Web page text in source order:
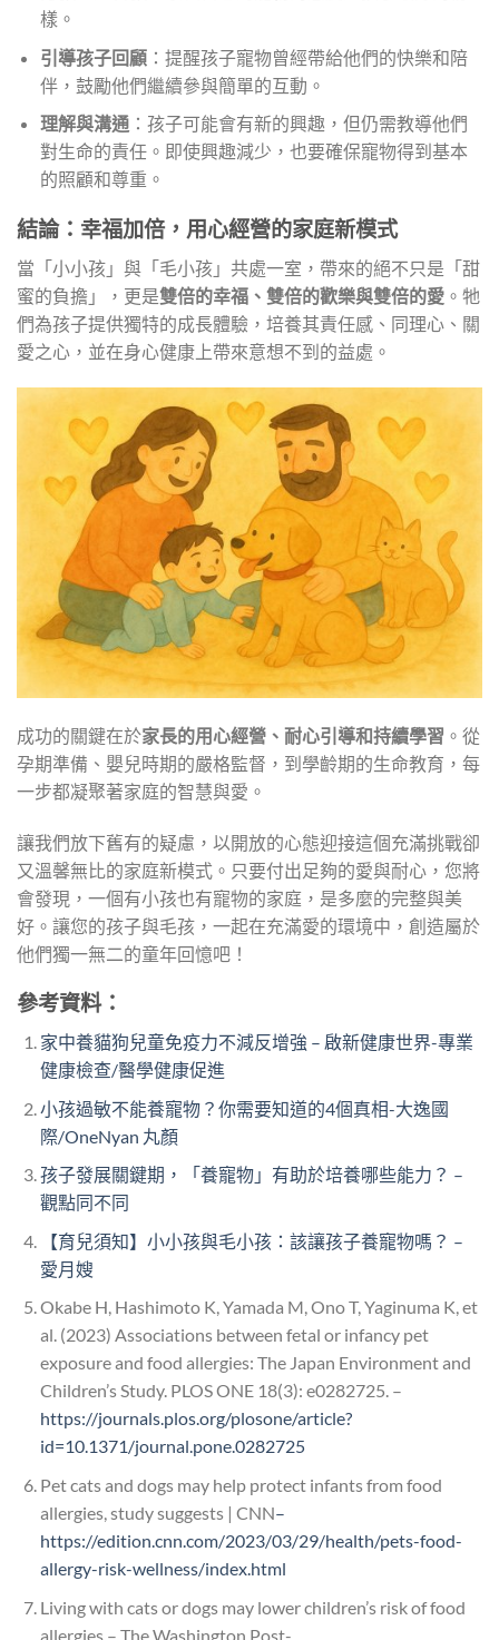
樣。
引導孩子回顧：提醒孩子寵物曾經帶給他們的快樂和陪
伴，鼓勵他們繼續參與簡單的互動。
理解與溝通：孩子可能會有新的興趣，但仍需教導他們
對生命的責任。即使興趣減少，也要確保寵物得到基本
的照顧和尊重。
結論：幸福加倍，用心經營的家庭新模式
當「小小孩」與「毛小孩」共處一室，帶來的絕不只是「甜
蜜的負擔」，更是雙倍的幸福、雙倍的歡樂與雙倍的愛 。牠
們為孩子提供獨特的成長體驗，培養其責任感、同理心、關
愛之心，並在身心健康上帶來意想不到的益處。
成功的關鍵在於家長的用心經營、耐心引導和持續學習 。從
孕期準備、嬰兒時期的嚴格監督，到學齡期的生命教育，每
一步都凝聚著家庭的智慧與愛。
讓我們放下舊有的疑慮，以開放的心態迎接這個充滿挑戰卻
又溫馨無比的家庭新模式。只要付出足夠的愛與耐心，您將
會發現，一個有小孩也有寵物的家庭，是多麼的完整與美
好。讓您的孩子與毛孩，一起在充滿愛的環境中，創造屬於
他們獨一無二的童年回憶吧！
參考資料：
家中養貓狗兒童免疫力不減反增強 – 啟新健康世界-專業
健康檢查/醫學健康促進
小孩過敏不能養寵物？你需要知道的4個真相-大逸國
際/OneNyan 丸顏
孩子發展關鍵期，「養寵物」有助於培養哪些能力？ –
觀點同不同
【育兒須知】小小孩與毛小孩：該讓孩子養寵物嗎？ –
愛月嫂
Okabe H, Hashimoto K, Yamada M, Ono T, Yaginuma K, et
al. (2023) Associations between fetal or infancy pet
exposure and food allergies: The Japan Environment and
Children’s Study. PLOS ONE 18(3): e0282725. –
https://journals.plos.org/plosone/article?
id=10.1371/journal.pone.0282725
Pet cats and dogs may help protect infants from food
allergies, study suggests | CNN–
https://edition.cnn.com/2023/03/29/health/pets-food-
allergy-risk-wellness/index.html
Living with cats or dogs may lower children’s risk of food
allergies – The Washington Post-